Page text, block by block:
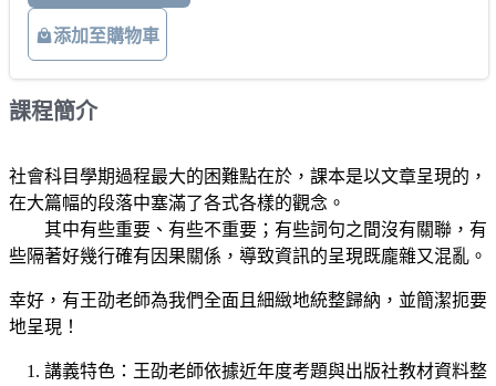
添加至購物車
課程簡介
社會科目學期過程最大的困難點在於，課本是以文章呈現的，
在大篇幅的段落中塞滿了各式各樣的觀念。
其中有些重要、有些不重要；有些詞句之間沒有關聯，有
些隔著好幾行確有因果關係，導致資訊的呈現既龐雜又混亂。
幸好，有王劭老師為我們全面且細緻地統整歸納，並簡潔扼要
地呈現！
講義特色：王劭老師依據近年度考題與出版社教材資料整